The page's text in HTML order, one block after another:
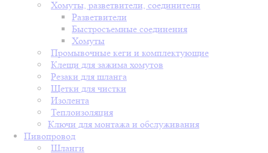
Хомуты, разветвители, соединители
Разветвители
Быстросъемные соединения
Хомуты
Промывочные кеги и комплектующие
Клещи для зажима хомутов
Резаки для шланга
Щетки для чистки
Изолента
Теплоизоляция
Ключи для монтажа и обслуживания
Пивопровод
Шланги